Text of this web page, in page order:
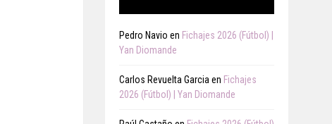
Pedro Navio en Fichajes 2026 (Fútbol) |
Yan Diomande
Carlos Revuelta Garcia en Fichajes
2026 (Fútbol) | Yan Diomande